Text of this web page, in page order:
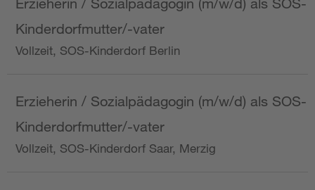
Kinderdorfmutter/-vater
Vollzeit, SOS-Kinderdorf Berlin
Erzieherin / Sozialpädagogin (m/w/d) als SOS-
Kinderdorfmutter/-vater
Vollzeit, SOS-Kinderdorf Saar, Merzig